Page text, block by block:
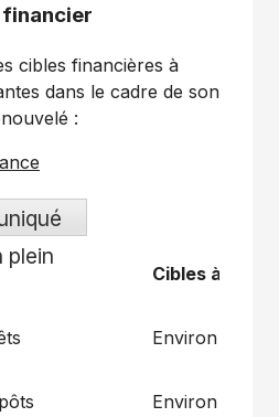
cibles financières à
dans le cadre de son
:
plein
Cibles à
Environ 5 %
Environ 5 %